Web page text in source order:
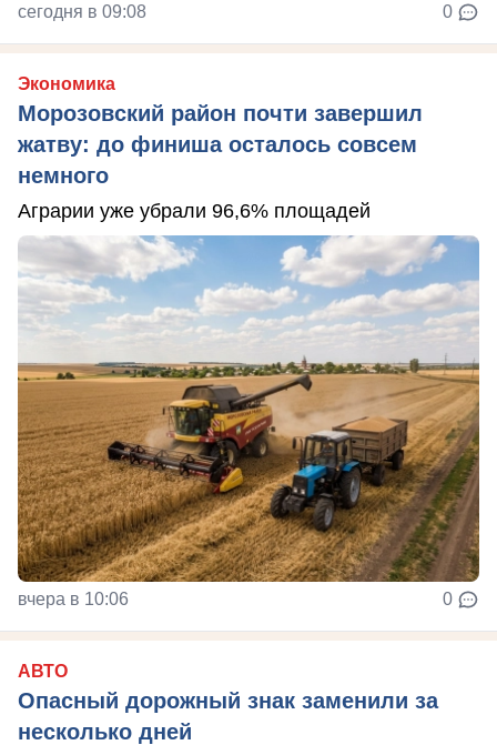
сегодня в 09:08 0
Экономика
Морозовский район почти завершил
жатву: до финиша осталось совсем
немного
Аграрии уже убрали 96,6% площадей
вчера в 10:06 0
АВТО
Опасный дорожный знак заменили за
несколько дней